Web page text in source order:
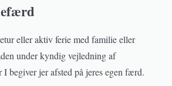
eller aktiv ferie med familie eller
under kyndig vejledning af
begiver jer afsted på jeres egen færd.